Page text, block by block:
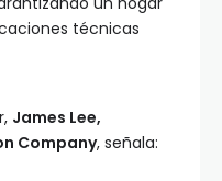
técnicas
James Lee,
Company, señala: